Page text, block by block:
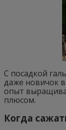
С посадкой
даже новичок в
опыт
плюсом.
Когда